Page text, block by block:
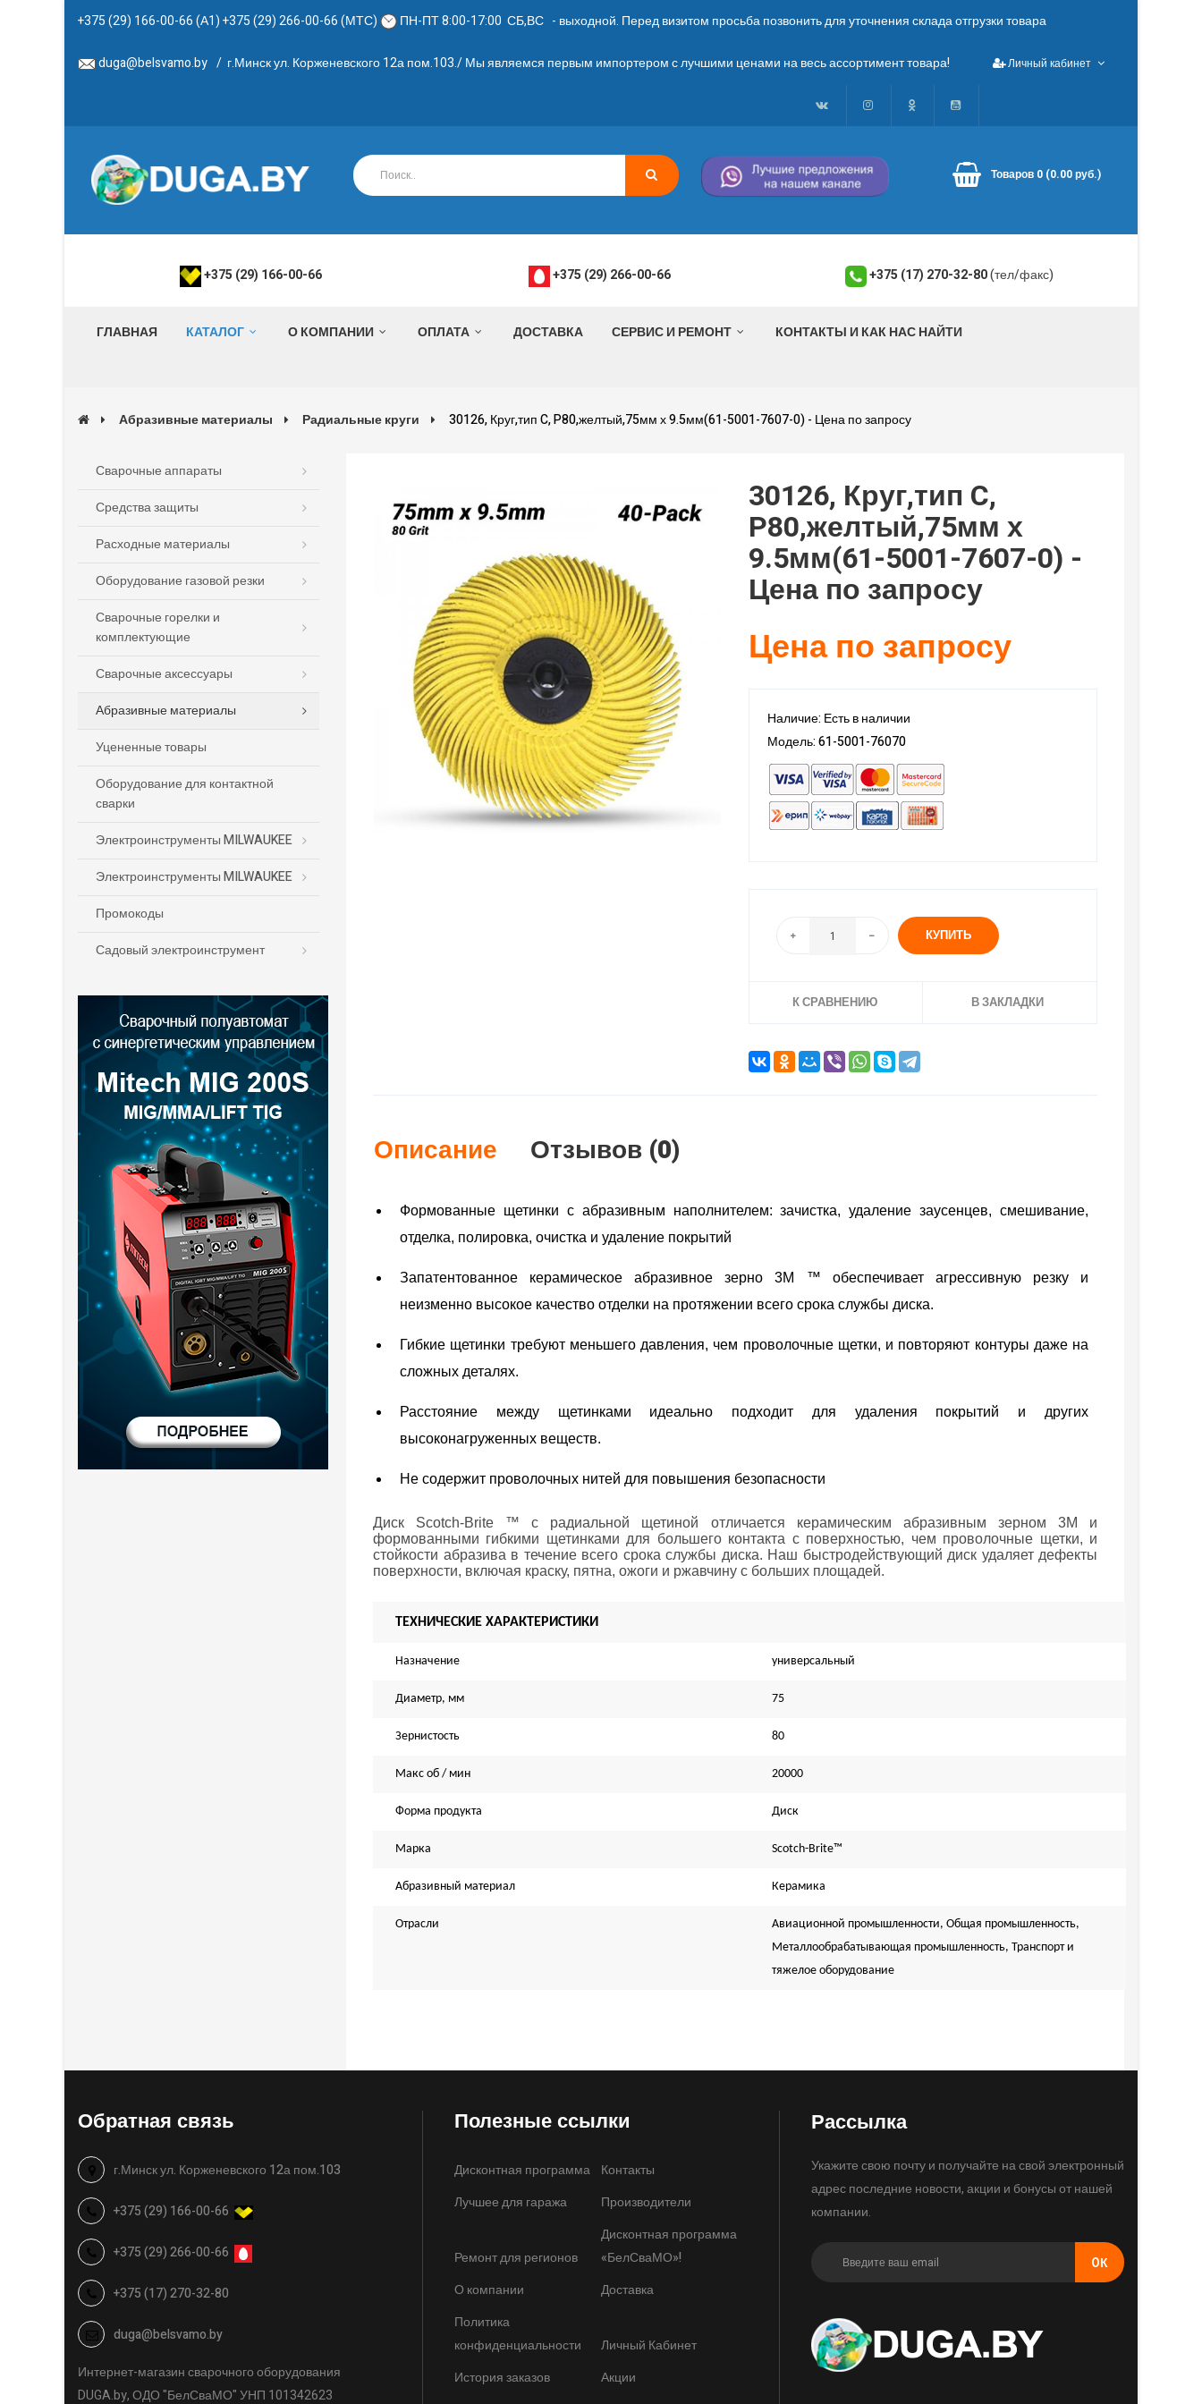
+375 (29) 166-00-66 (А1) +375 (29) 266-00-66 (МТС) ПН-ПТ 8:00-17:00 СБ,ВС - выходной. Перед визитом просьба позвонить для уточнения склада отгрузки товара
duga@belsvamo.by / г.Минск ул. Корженевского 12а пом.103./ Мы являемся первым импортером с лучшими ценами на весь ассортимент товара! Личный кабинет
Товаров 0 (0.00 руб.)
+375 (29) 166-00-66 +375 (29) 266-00-66 +375 (17) 270-32-80(тел/факс)
ГЛАВНАЯ КАТАЛОГ О КОМПАНИИ ОПЛАТА ДОСТАВКА СЕРВИС И РЕМОНТ КОНТАКТЫ И КАК НАС НАЙТИ
Абразивные материалы Радиальные круги 30126, Круг,тип C, P80,желтый,75мм х 9.5мм(61-5001-7607-0) - Цена по запросу
Сварочные аппараты
Средства защиты
Расходные материалы
Оборудование газовой резки
Сварочные горелки и
комплектующие
Сварочные аксессуары
Абразивные материалы
Уцененные товары
Оборудование для контактной
сварки
Электроинструменты MILWAUKEE
Электроинструменты MILWAUKEE
Промокоды
Садовый электроинструмент
30126, Круг,тип C,
P80,желтый,75мм х
9.5мм(61-5001-7607-0) -
Цена по запросу
Цена по запросу
Наличие: Есть в наличии
Модель: 61-5001-76070
КУПИТЬ
К СРАВНЕНИЮ В ЗАКЛАДКИ
Описание Отзывов (0)
Формованные щетинки с абразивным наполнителем: зачистка, удаление заусенцев, смешивание,
отделка, полировка, очистка и удаление покрытий
Запатентованное керамическое абразивное зерно 3M ™ обеспечивает агрессивную резку и
неизменно высокое качество отделки на протяжении всего срока службы диска.
Гибкие щетинки требуют меньшего давления, чем проволочные щетки, и повторяют контуры даже на
сложных деталях.
Расстояние между щетинками идеально подходит для удаления покрытий и других
высоконагруженных веществ.
Не содержит проволочных нитей для повышения безопасности
Диск Scotch-Brite ™ с радиальной щетиной отличается керамическим абразивным зерном 3M и
формованными гибкими щетинками для большего контакта с поверхностью, чем проволочные щетки, и
стойкости абразива в течение всего срока службы диска. Наш быстродействующий диск удаляет дефекты
поверхности, включая краску, пятна, ожоги и ржавчину с больших площадей.
ТЕХНИЧЕСКИЕ ХАРАКТЕРИСТИКИ
Назначение универсальный
Диаметр, мм 75
Зернистость 80
Макс об / мин 20000
Форма продукта Диск
Марка Scotch-Brite™
Абразивный материал Керамика
Отрасли
Авиационной промышленности, Общая промышленность,
Металлообрабатывающая промышленность, Транспорт и
тяжелое оборудование
Обратная связь
г.Минск ул. Корженевского 12а пом.103
+375 (29) 166-00-66
+375 (29) 266-00-66
+375 (17) 270-32-80
duga@belsvamo.by
Интернет-магазин сварочного оборудования
DUGA.by, ОДО "БелСваМО" УНП 101342623
Полезные ссылки
Дисконтная программа
Контакты
Лучшее для гаража
Производители
Ремонт для регионов
Дисконтная программа
«БелСваМО»!
О компании
Доставка
Политика
конфиденциальности
Личный Кабинет
История заказов
Акции
Рассылка
Укажите свою почту и получайте на свой электронный
адрес последние новости, акции и бонусы от нашей
компании.
OК